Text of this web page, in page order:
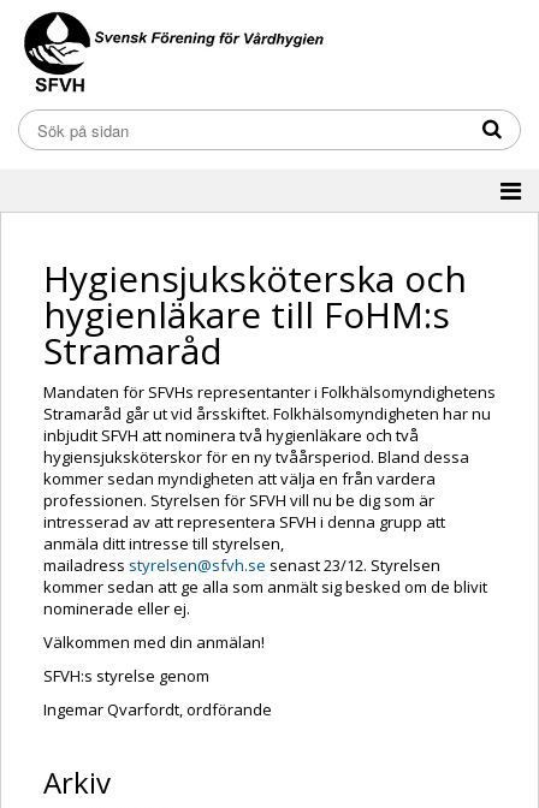
Hygiensjuksköterska och
hygienläkare till FoHM:s
Stramaråd
Mandaten för SFVHs representanter i Folkhälsomyndighetens
Stramaråd går ut vid årsskiftet. Folkhälsomyndigheten har nu
inbjudit SFVH att nominera två hygienläkare och två
hygiensjuksköterskor för en ny tvåårsperiod. Bland dessa
kommer sedan myndigheten att välja en från vardera
professionen. Styrelsen för SFVH vill nu be dig som är
intresserad av att representera SFVH i denna grupp att
anmäla ditt intresse till styrelsen,
mailadress styrelsen@sfvh.se senast 23/12. Styrelsen
kommer sedan att ge alla som anmält sig besked om de blivit
nominerade eller ej.
Välkommen med din anmälan!
SFVH:s styrelse genom
Ingemar Qvarfordt, ordförande
Arkiv